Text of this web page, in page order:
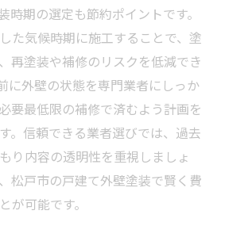
時期の選定も節約ポイントです。
た気候時期に施工することで、塗
再塗装や補修のリスクを低減でき
に外壁の状態を専門業者にしっか
要最低限の補修で済むよう計画を
。信頼できる業者選びでは、過去
り内容の透明性を重視しましょ
松戸市の戸建て外壁塗装で賢く費
が可能です。